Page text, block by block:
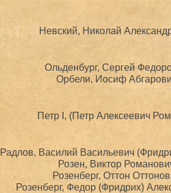
Невский, Николай
Ольденбург, Сергей
Орбели, Иосиф
Петр I, (Петр Алексеевич
Радлов, Василий Васильевич
Розен, Виктор
Розенберг, Оттон
Розенберг, Федор (Фридрих)